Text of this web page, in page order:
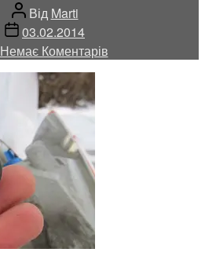
Автор
запису
Від Marti
Дата
запису
03.02.2014
Немає Коментарівдо